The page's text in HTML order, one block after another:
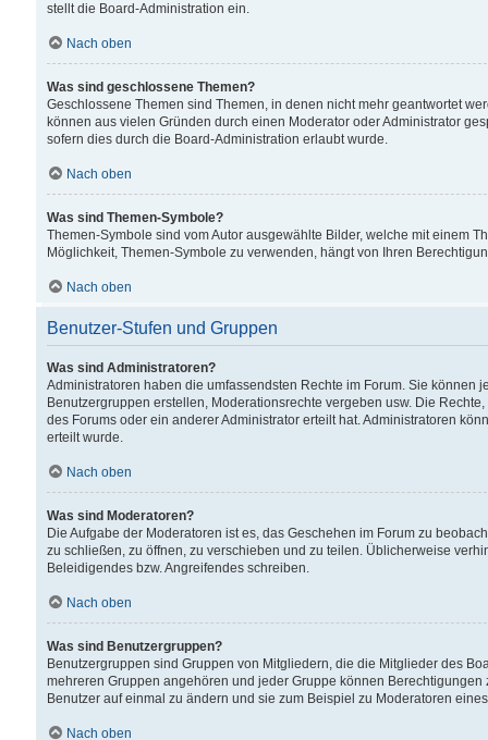
stellt die Board-Administration ein.
Nach oben
Was sind geschlossene Themen?
Geschlossene Themen sind Themen, in denen nicht mehr geantwortet
können aus vielen Gründen durch einen Moderator oder Administrator
sofern dies durch die Board-Administration erlaubt wurde.
Nach oben
Was sind Themen-Symbole?
Themen-Symbole sind vom Autor ausgewählte Bilder, welche mit einem
Möglichkeit, Themen-Symbole zu verwenden, hängt von Ihren
Nach oben
Benutzer-Stufen und Gruppen
Was sind Administratoren?
Administratoren haben die umfassendsten Rechte im Forum. Sie können
Benutzergruppen erstellen, Moderationsrechte vergeben usw. Die
des Forums oder ein anderer Administrator erteilt hat. Administratoren
erteilt wurde.
Nach oben
Was sind Moderatoren?
Die Aufgabe der Moderatoren ist es, das Geschehen im Forum zu
zu schließen, zu öffnen, zu verschieben und zu teilen. Üblicherweise
Beleidigendes bzw. Angreifendes schreiben.
Nach oben
Was sind Benutzergruppen?
Benutzergruppen sind Gruppen von Mitgliedern, die die Mitglieder des
mehreren Gruppen angehören und jeder Gruppe können
Benutzer auf einmal zu ändern und sie zum Beispiel zu Moderatoren
Nach oben